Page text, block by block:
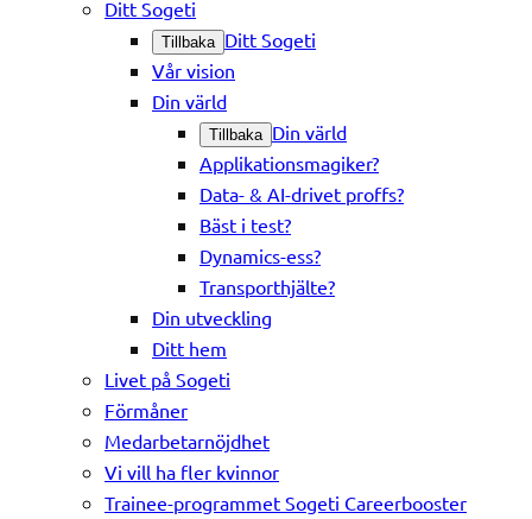
Ditt Sogeti
Tillbaka Ditt Sogeti
Vår vision
Din värld
Tillbaka Din värld
Applikationsmagiker?
Data- & AI-drivet proffs?
Bäst i test?
Dynamics-ess?
Transporthjälte?
Din utveckling
Ditt hem
Livet på Sogeti
Förmåner
Medarbetarnöjdhet
Vi vill ha fler kvinnor
Trainee-programmet Sogeti Careerbooster